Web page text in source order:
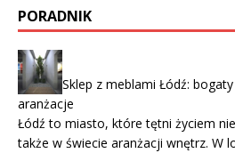
PORADNIK
Sklep z meblami Łódź:
aranżacje
Łódź to miasto, które tętni życiem
także w świecie aranżacji wnętrz. W